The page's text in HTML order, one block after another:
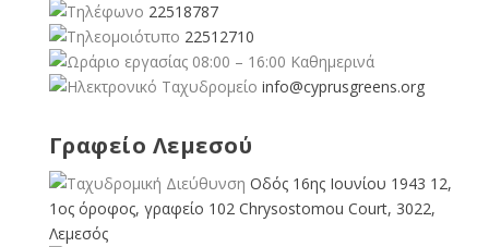
22518787
22512710
08:00 – 16:00 Καθημερινά
info@cyprusgreens.org
Γραφείο Λεμεσού
Οδός 16ης Ιουνίου 1943 12,
1ος όροφος, γραφείο 102 Chrysostomou Court, 3022,
Λεμεσός